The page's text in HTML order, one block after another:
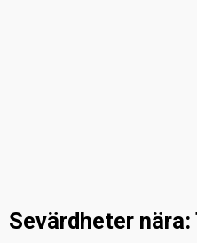
Sevärdheter